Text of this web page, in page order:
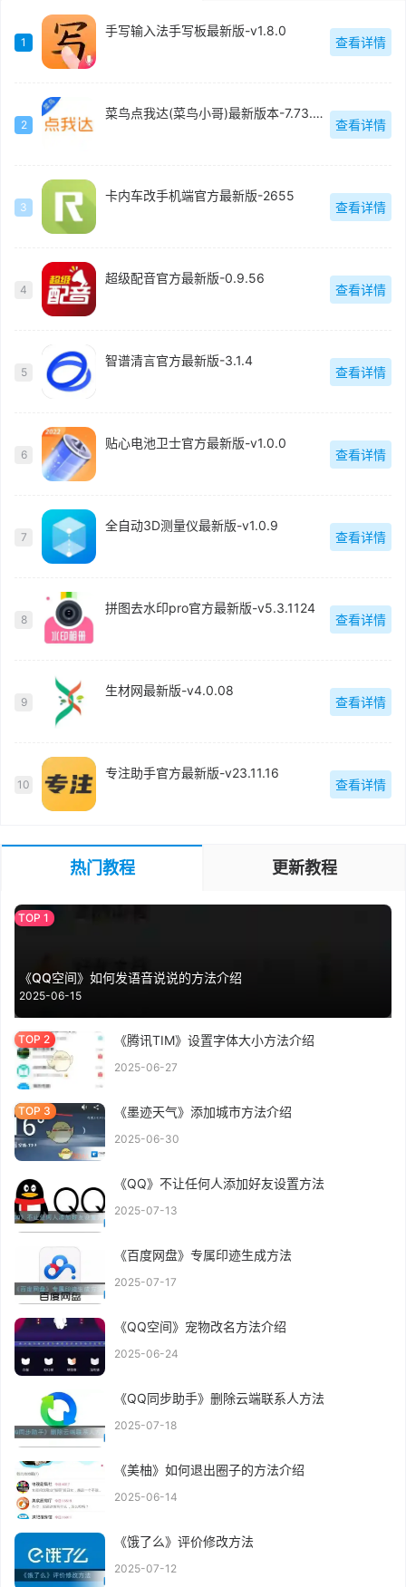
1
手写输入法手写板最新版-v1.8.0
查看详情
2
菜鸟点我达(菜鸟小哥)最新版本-7.73.0.6
查看详情
3
卡内车改手机端官方最新版-2655
查看详情
4
超级配音官方最新版-0.9.56
查看详情
5
智谱清言官方最新版-3.1.4
查看详情
6
贴心电池卫士官方最新版-v1.0.0
查看详情
7
全自动3D测量仪最新版-v1.0.9
查看详情
8
拼图去水印pro官方最新版-v5.3.1124
查看详情
9
生材网最新版-v4.0.08
查看详情
10
专注助手官方最新版-v23.11.16
查看详情
热门教程 更新教程
《QQ空间》如何发语音说说的方法介绍
2025-06-15
《腾讯TIM》设置字体大小方法介绍
2025-06-27
《墨迹天气》添加城市方法介绍
2025-06-30
《QQ》不让任何人添加好友设置方法
2025-07-13
《百度网盘》专属印迹生成方法
2025-07-17
《QQ空间》宠物改名方法介绍
2025-06-24
《QQ同步助手》删除云端联系人方法
2025-07-18
《美柚》如何退出圈子的方法介绍
2025-06-14
《饿了么》评价修改方法
2025-07-12